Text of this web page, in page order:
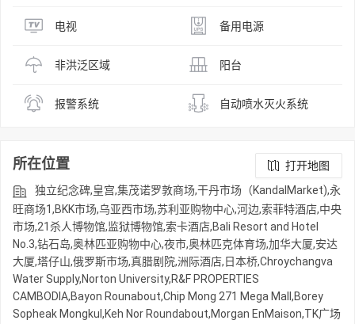
电视 备用电源
非洪泛区域 阳台
报警系统 自动喷水灭火系统
所在位置
打开地图
独立纪念碑,皇宫,集茂诺罗敦商场,干丹市场（KandalMarket),永
旺商场1,BKK市场,乌亚西市场,苏利亚购物中心,河边,索菲特酒店,中央
市场,21杀人博物馆,监狱博物馆,索卡酒店,Bali Resort and Hotel
No.3,钻石岛,奥林匹亚购物中心,夜市,奥林匹克体育场,加华大厦,安达
大厦,塔仔山,俄罗斯市场,真腊剧院,洲际酒店,日本桥,Chroychangva
Water Supply,Norton University,R&F PROPERTIES
CAMBODIA,Bayon Rounabout,Chip Mong 271 Mega Mall,Borey
Sopheak Mongkul,Keh Nor Roundabout,Morgan EnMaison,TK广场